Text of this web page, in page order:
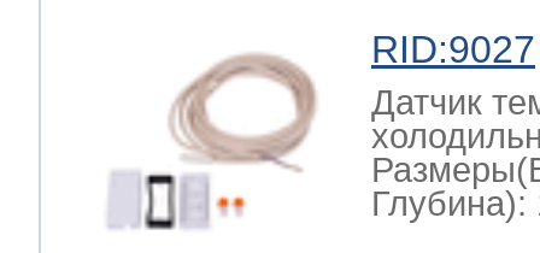
RID:9027
Датчик
Глубина):